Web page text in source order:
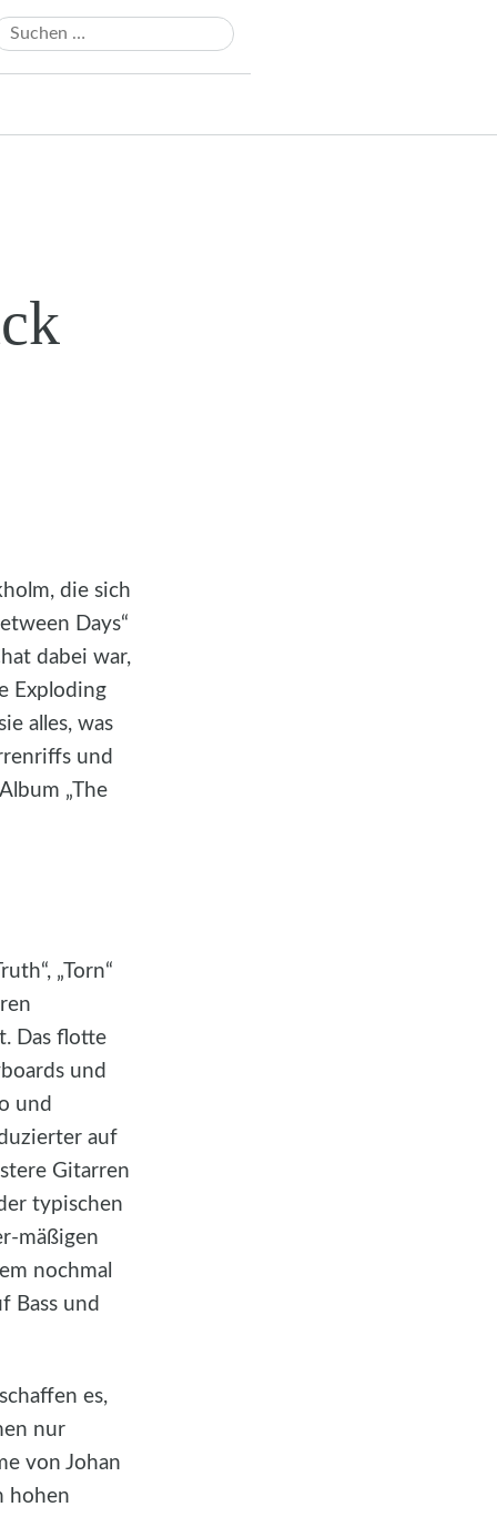
nach:
die sich
Days“
dabei war,
Exploding
alles, was
und
„The
„Torn“
Das flotte
und
und
auf
Gitarren
typischen
mäßigen
nochmal
Bass und
es,
nur
von Johan
hohen